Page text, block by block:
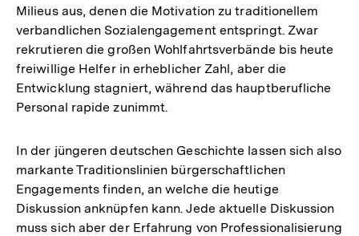
Milieus aus, denen die Motivation zu traditionellem
verbandlichen Sozialengagement entspringt. Zwar
rekrutieren die großen Wohlfahrtsverbände bis heute
freiwillige Helfer in erheblicher Zahl, aber die
Entwicklung stagniert, während das hauptberufliche
Personal rapide zunimmt.
In der jüngeren deutschen Geschichte lassen sich also
markante Traditionslinien bürgerschaftlichen
Engagements finden, an welche die heutige
Diskussion anknüpfen kann. Jede aktuelle Diskussion
muss sich aber der Erfahrung von Professionalisierung